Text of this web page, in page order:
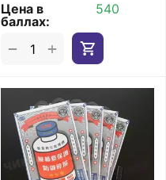
Цена в
баллах:
540
+
−